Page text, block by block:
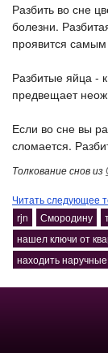
Разбить во сне
болезни.
проявится
Разбитые яйца -
предвещает
Если во сне вы
сломается.
Толкование снов из
Читать следующее
rjn
Смородину
нашел ключи от
находить